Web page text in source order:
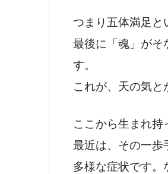
つまり五体満足と
最後に「魂」がそ
す。
これが、天の気と
ここから生まれ持
最近は、その一歩
多様な症状です。